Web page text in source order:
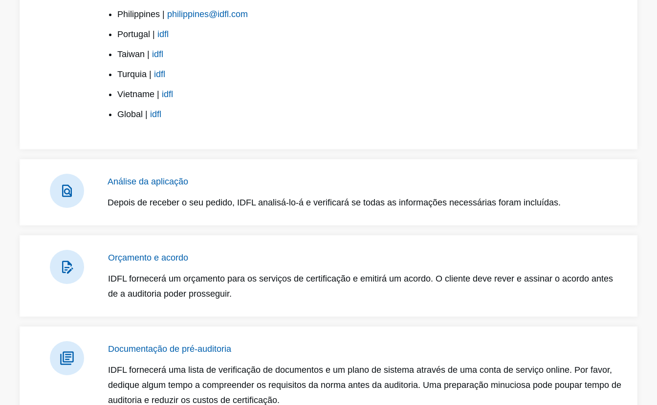
Philippines | philippines@idfl.com
Portugal | idfl
Taiwan | idfl
Turquia | idfl
Vietname | idfl
Global | idfl
Análise da aplicação
Depois de receber o seu pedido, IDFL analisá-lo-á e verificará se todas as informações necessárias foram incluídas.
Orçamento e acordo
IDFL fornecerá um orçamento para os serviços de certificação e emitirá um acordo. O cliente deve rever e assinar o acordo antes
de a auditoria poder prosseguir.
Documentação de pré-auditoria
IDFL fornecerá uma lista de verificação de documentos e um plano de sistema através de uma conta de serviço online. Por favor,
dedique algum tempo a compreender os requisitos da norma antes da auditoria. Uma preparação minuciosa pode poupar tempo de
auditoria e reduzir os custos de certificação.